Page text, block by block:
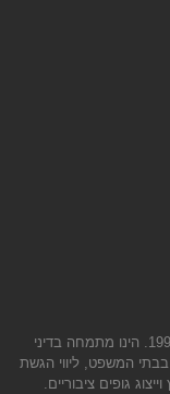
ד”ר אורן שבת, עו”ד הינו מוסמך לעריכת דין משנת 1996. הינו מתמחה בדיני
בבתי המשפט, ליווי הגשת
גופים ציבוריים.